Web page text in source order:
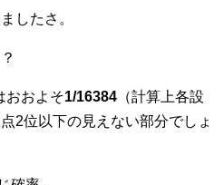
したさ。
おおよそ1/16384 （計算上各設
2位以下の見えない部分でしょ